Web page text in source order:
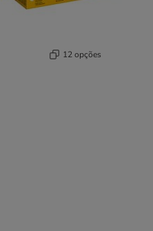
12 opções